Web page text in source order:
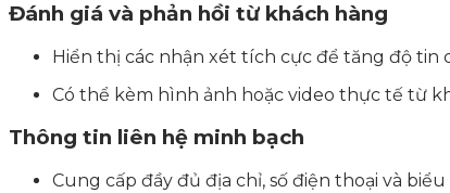
Đánh giá và phản hồi từ khách hàng
Hiển thị các nhận xét tích cực để tăng độ tin
Có thể kèm hình ảnh hoặc video thực tế từ
Thông tin liên hệ minh bạch
Cung cấp đầy đủ địa chỉ, số điện thoại và